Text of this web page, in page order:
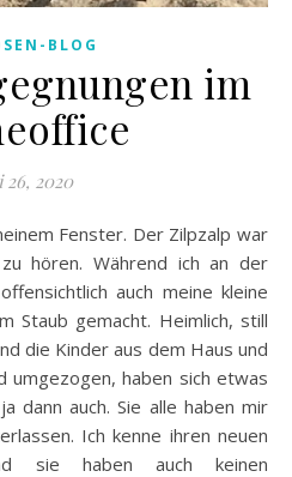
BLOG
im
26, 2020
hören. Während ich an der
auch meine kleine
Staub gemacht. Heimlich, still
die Kinder aus dem Haus und
umgezogen, haben sich etwas
dann auch. Sie alle haben mir
Ich kenne ihren neuen
sie haben auch keinen